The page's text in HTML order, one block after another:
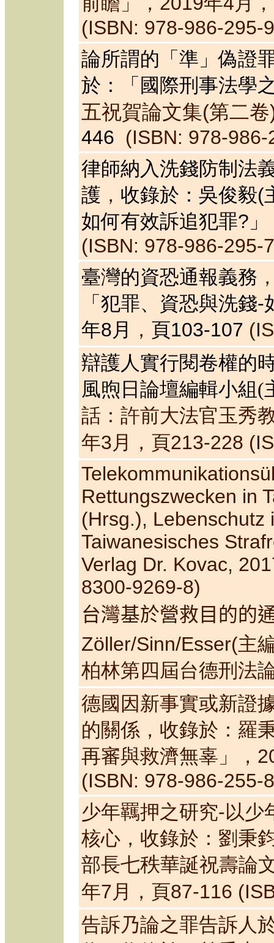
(ISBN: 978-986-295-
論所謂的「準」偽證
於：「國際刑事法學
五祝賀論文集(第二卷
446 (ISBN: 978-
律師納入洗錢防制法
護 ， 收錄於：吳俊毅(
如何有效訴追犯罪?」
(ISBN: 978-986-295-
臺灣的資恐通報義務
「犯罪、資恐與洗錢
年8月
， 頁103-107
辯護人實行閱卷權的
風煦日論壇編輯小組(
話：許前大法官玉秀
年3月，頁213-228
Rettungszwecken in
(Hrsg.), Lebenschutz
Taiwanesisches
Verlag Dr. Kovac, 201
8300-9269-8)
台灣基於營救目的的
Zöller/Sinn/Esser(主
柏林第四屆台德刑法
德國因新事實或新證
的關係，收錄於：羅
再審與救濟無辜」，
(ISBN: 978-986-255-
少年羈押之研究-以少
核心，收錄於：劉秉
部長七秩華誕祝壽論
年7月，頁87-116
告訴乃論之罪告訴人